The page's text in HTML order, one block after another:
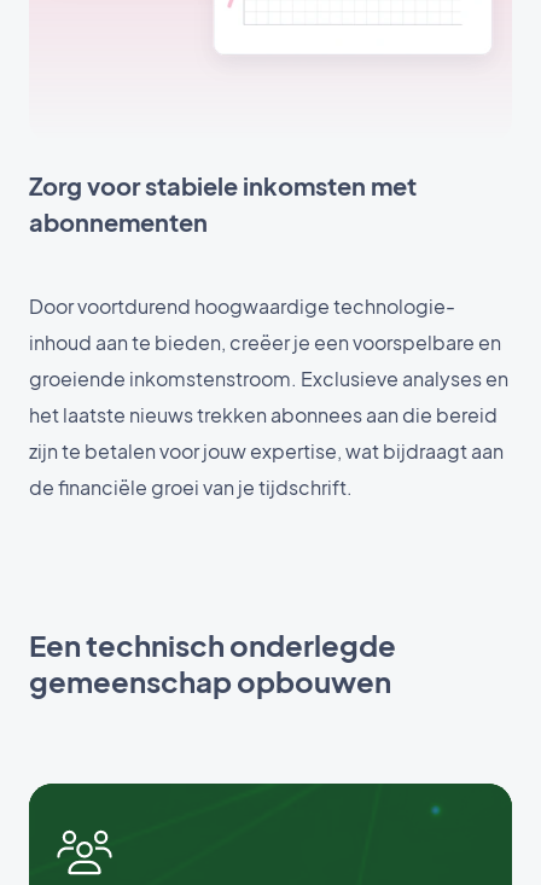
Zorg voor stabiele inkomsten met
abonnementen
Door voortdurend hoogwaardige technologie-
inhoud aan te bieden, creëer je een voorspelbare en
groeiende inkomstenstroom. Exclusieve analyses en
het laatste nieuws trekken abonnees aan die bereid
zijn te betalen voor jouw expertise, wat bijdraagt aan
de financiële groei van je tijdschrift.
Een technisch onderlegde
gemeenschap opbouwen